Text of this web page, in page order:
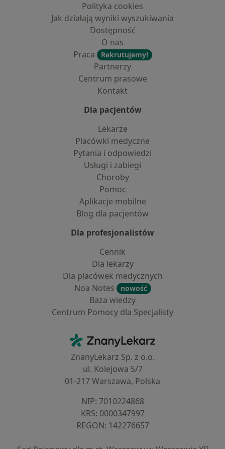
Polityka cookies
Jak działają wyniki wyszukiwania
Dostępność
O nas
Praca
Rekrutujemy!
Partnerzy
Centrum prasowe
Kontakt
Dla pacjentów
Lekarze
Placówki medyczne
Pytania i odpowiedzi
Usługi i zabiegi
Choroby
Pomoc
Aplikacje mobilne
Blog dla pacjentów
Dla profesjonalistów
Cennik
Dla lekarzy
Dla placówek medycznych
Noa Notes
nowość
Baza wiedzy
Centrum Pomocy dla Specjalisty
ZnanyLekarz - Strona główna
ZnanyLekarz Sp. z o.o.
ul. Kolejowa 5/7
01-217 Warszawa, Polska
NIP: ⁠7010224868
KRS: ⁠0000347997
REGON: ⁠142276657